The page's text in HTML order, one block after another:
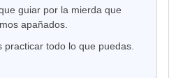
guiar por la mierda que
apañados.
practicar todo lo que puedas.